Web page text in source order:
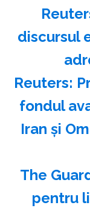
discursul
Reuters:
fondul
Iran şi
The
pentru